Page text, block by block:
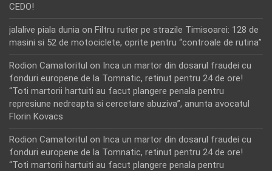
CEDO!
jalalive piala dunia on Filtru rutier pe strazile Timisoarei: 128 de
masini si 52 de motociclete, oprite pentru “controale de rutina”
Rodion Camatoritul on Inca un martor din dosarul fraudei cu
fonduri europene de la Tomnatic, retinut pentru 24 de ore!
“Toti martorii hartuiti au facut plangere penala pentru
represiune nedreapta si cercetare abuziva”, anunta avocatul
Florin Kovacs
Rodion Camatoritul on Inca un martor din dosarul fraudei cu
fonduri europene de la Tomnatic, retinut pentru 24 de ore!
“Toti martorii hartuiti au facut plangere penala pentru